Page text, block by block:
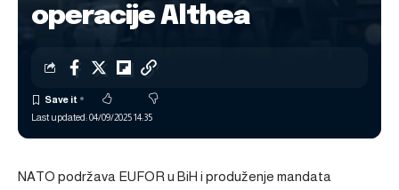
operacije Althea
Last updated: 04/09/2025 14:35
NATO podržava EUFOR u BiH i produženje mandata